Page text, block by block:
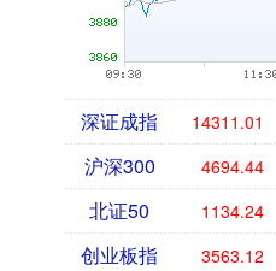
深证成指 14311.01
沪深300 4694.44
北证50 1134.24
创业板指 3563.12